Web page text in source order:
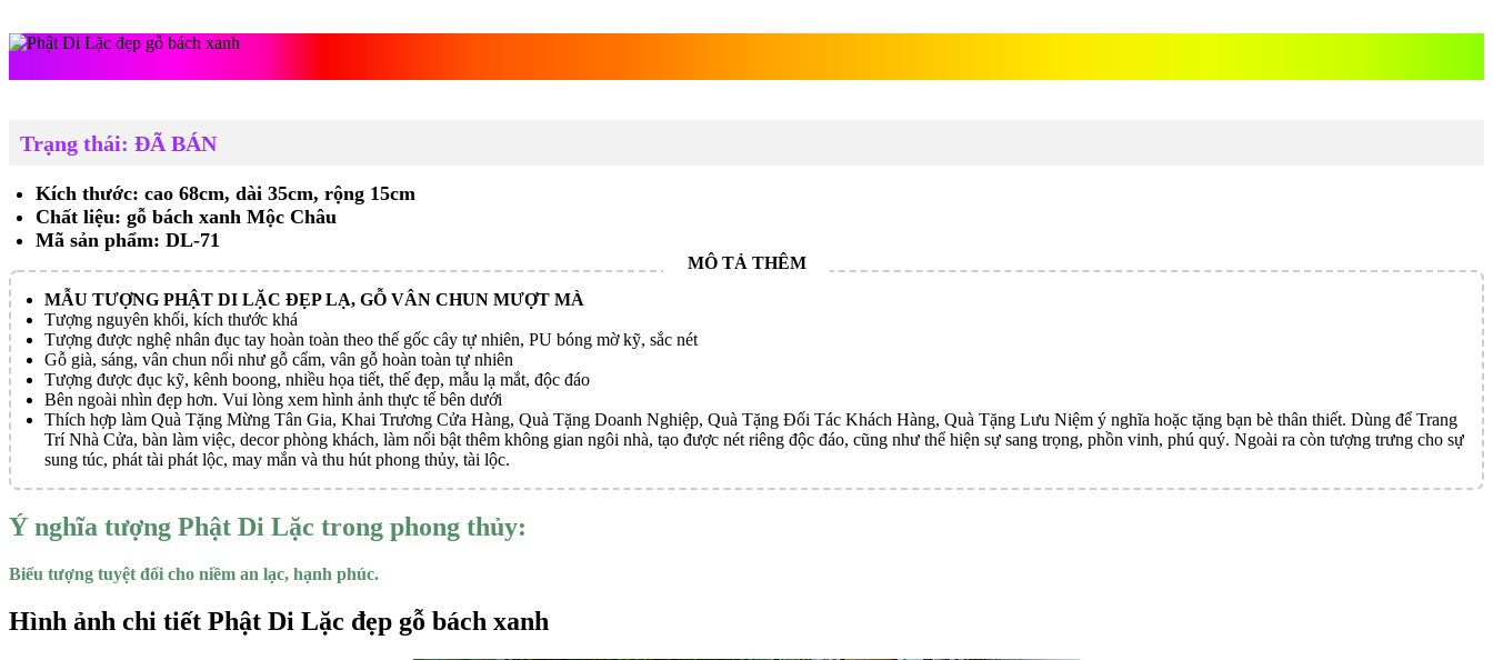
Trạng thái: ĐÃ BÁN
Kích thước: cao 68cm, dài 35cm, rộng 15cm
Chất liệu: gỗ bách xanh Mộc Châu
Mã sản phẩm: DL-71
MẪU TƯỢNG PHẬT DI LẶC ĐẸP LẠ, GỖ VÂN CHUN MƯỢT MÀ
Tượng nguyên khối, kích thước khá
Tượng được nghệ nhân đục tay hoàn toàn theo thế gốc cây tự nhiên, PU bóng mờ kỹ, sắc nét
Gỗ già, sáng, vân chun nổi như gỗ cẩm, vân gỗ hoàn toàn tự nhiên
Tượng được đục kỹ, kênh boong, nhiều họa tiết, thế đẹp, mẫu lạ mắt, độc đáo
Bên ngoài nhìn đẹp hơn. Vui lòng xem hình ảnh thực tế bên dưới
Thích hợp làm Quà Tặng Mừng Tân Gia, Khai Trương Cửa Hàng, Quà Tặng Doanh Nghiệp, Quà Tặng Đối Tác Khách Hàng, Quà Tặng Lưu Niệm ý nghĩa hoặc tặng bạn bè thân thiết. Dùng để Trang
Trí Nhà Cửa, bàn làm việc, decor phòng khách, làm nổi bật thêm không gian ngôi nhà, tạo được nét riêng độc đáo, cũng như thể hiện sự sang trọng, phồn vinh, phú quý. Ngoài ra còn tượng trưng cho sự
sung túc, phát tài phát lộc, may mắn và thu hút phong thủy, tài lộc.
Ý nghĩa tượng Phật Di Lặc trong phong thủy:
Biểu tượng tuyệt đối cho niềm an lạc, hạnh phúc.
Hình ảnh chi tiết Phật Di Lặc đẹp gỗ bách xanh